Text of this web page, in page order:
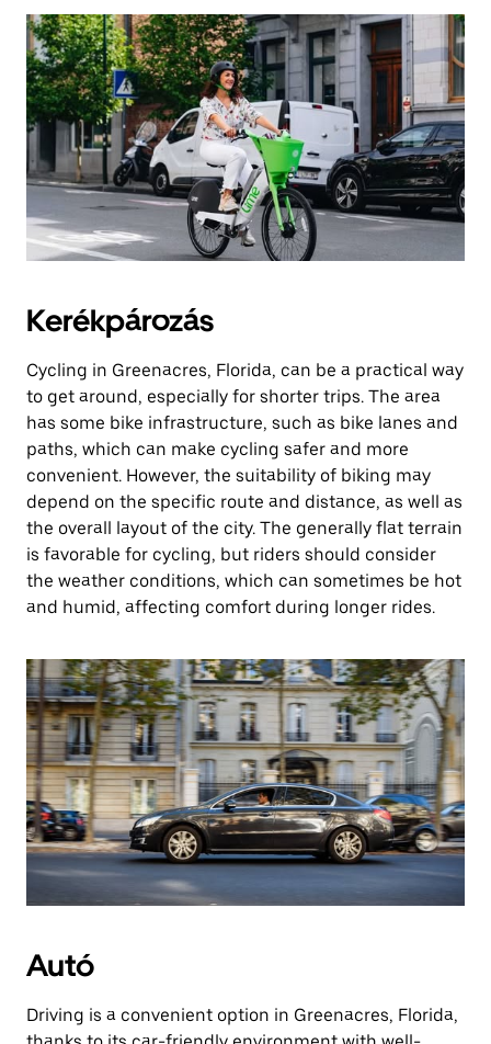
Kerékpározás
Cycling in Greenacres, Florida, can be a practical way
to get around, especially for shorter trips. The area
has some bike infrastructure, such as bike lanes and
paths, which can make cycling safer and more
convenient. However, the suitability of biking may
depend on the specific route and distance, as well as
the overall layout of the city. The generally flat terrain
is favorable for cycling, but riders should consider
the weather conditions, which can sometimes be hot
and humid, affecting comfort during longer rides.
Autó
Driving is a convenient option in Greenacres, Florida,